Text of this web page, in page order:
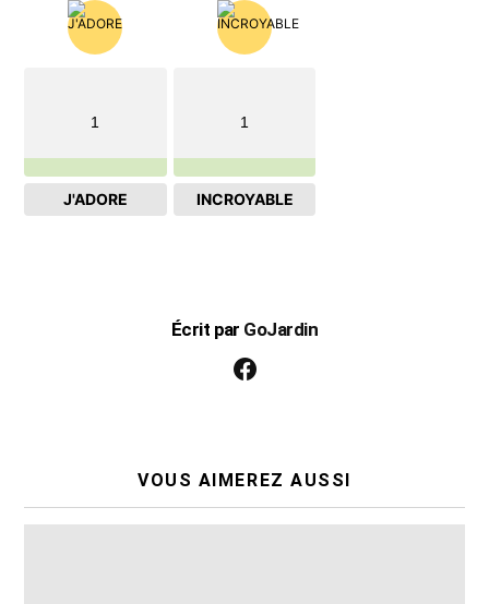
1
J'ADORE
1
INCROYABLE
Écrit par GoJardin
VOUS AIMEREZ AUSSI